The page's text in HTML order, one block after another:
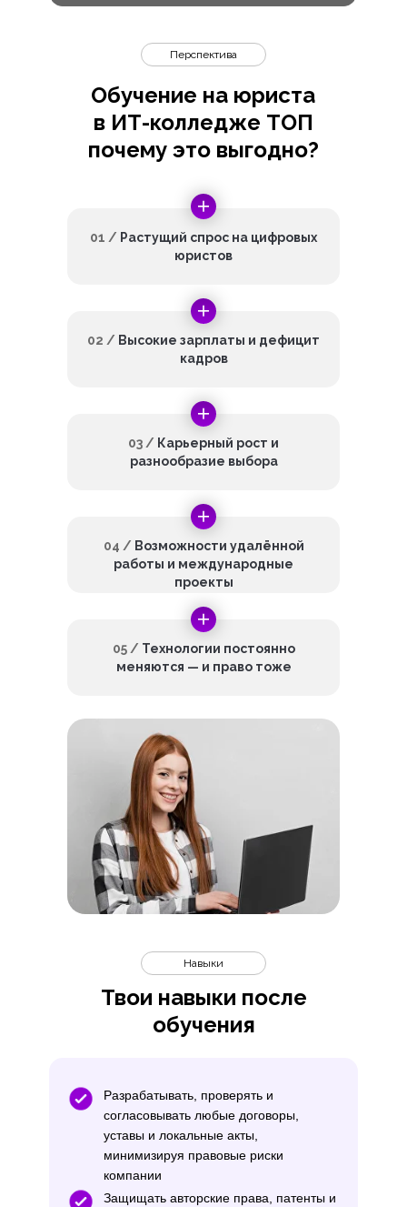
Обучение на юриста
в ИТ-колледже ТОП
почему это выгодно?
Перспектива
05 / Технологии постоянно
меняются — и право тоже
04 / Возможности удалённой
работы и международные
проекты
03 / Карьерный рост и
разнообразие выбора
02 / Высокие зарплаты и дефицит
кадров
01 / Растущий спрос на цифровых
юристов
Твои навыки после
обучения
Навыки
Разрабатывать, проверять и
согласовывать любые договоры,
уставы и локальные акты,
минимизируя правовые риски
компании
Защищать авторские права, патенты и